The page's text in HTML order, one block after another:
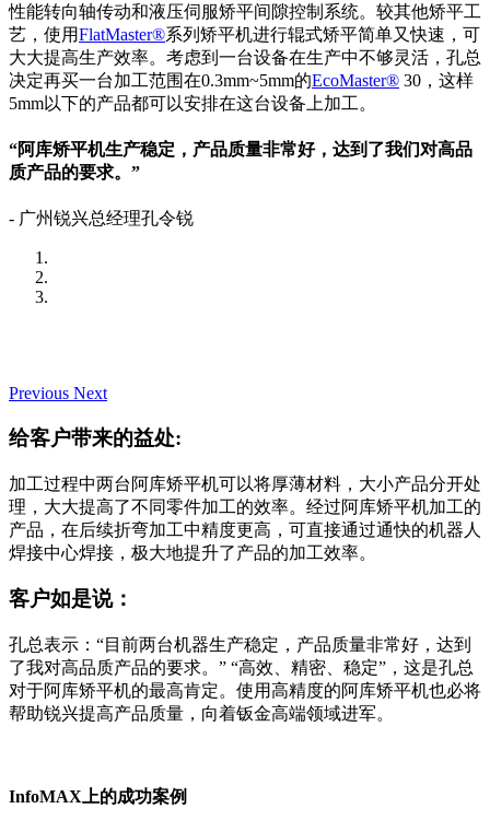
性能转向轴传动和液压伺服矫平间隙控制系统。较其他矫平工
艺，使用FlatMaster®系列矫平机进行辊式矫平简单又快速，可
大大提高生产效率。考虑到一台设备在生产中不够灵活，孔总
决定再买一台加工范围在0.3mm~5mm的EcoMaster® 30，这样
5mm以下的产品都可以安排在这台设备上加工。
“阿库矫平机生产稳定，产品质量非常好，达到了我们对高品
质产品的要求。”
- 广州锐兴总经理孔令锐
Previous Next
给客户带来的益处:
加工过程中两台阿库矫平机可以将厚薄材料，大小产品分开处
理，大大提高了不同零件加工的效率。经过阿库矫平机加工的
产品，在后续折弯加工中精度更高，可直接通过通快的机器人
焊接中心焊接，极大地提升了产品的加工效率。
客户如是说：
孔总表示：“目前两台机器生产稳定，产品质量非常好，达到
了我对高品质产品的要求。” “高效、精密、稳定”，这是孔总
对于阿库矫平机的最高肯定。使用高精度的阿库矫平机也必将
帮助锐兴提高产品质量，向着钣金高端领域进军。
InfoMAX上的成功案例